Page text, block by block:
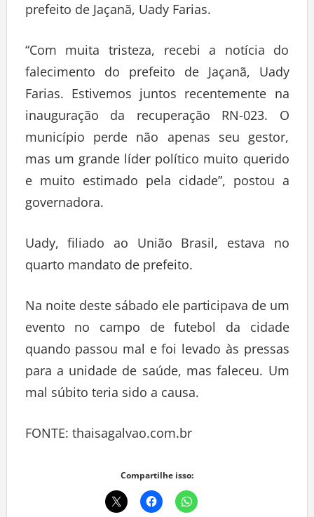
prefeito de Jaçanã, Uady Farias.
“Com muita tristeza, recebi a notícia do
falecimento do prefeito de Jaçanã, Uady
Farias. Estivemos juntos recentemente na
inauguração da recuperação RN-023. O
município perde não apenas seu gestor,
mas um grande líder político muito querido
e muito estimado pela cidade”, postou a
governadora.
Uady, filiado ao União Brasil, estava no
quarto mandato de prefeito.
Na noite deste sábado ele participava de um
evento no campo de futebol da cidade
quando passou mal e foi levado às pressas
para a unidade de saúde, mas faleceu. Um
mal súbito teria sido a causa.
FONTE: thaisagalvao.com.br
Compartilhe isso: